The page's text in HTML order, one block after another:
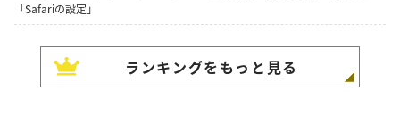
「Safariの設定」
ランキングをもっと見る